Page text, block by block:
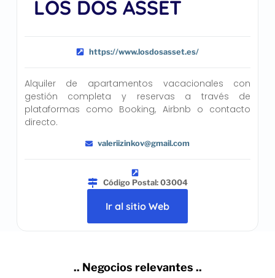
LOS DOS ASSET
https://www.losdosasset.es/
Alquiler de apartamentos vacacionales con
gestión completa y reservas a través de
plataformas como Booking, Airbnb o contacto
directo.
valeriizinkov@gmail.com
Código Postal: 03004
Ir al sitio Web
.. Negocios relevantes ..